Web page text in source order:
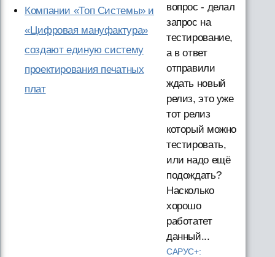
Компании «Топ Системы» и
«Цифровая мануфактура»
создают единую систему
проектирования печатных
плат
вопрос - делал
запрос на
тестирование,
а в ответ
отправили
ждать новый
релиз, это уже
тот релиз
который можно
тестировать,
или надо ещё
подождать?
Насколько
хорошо
работатет
данный...
САРУС+: